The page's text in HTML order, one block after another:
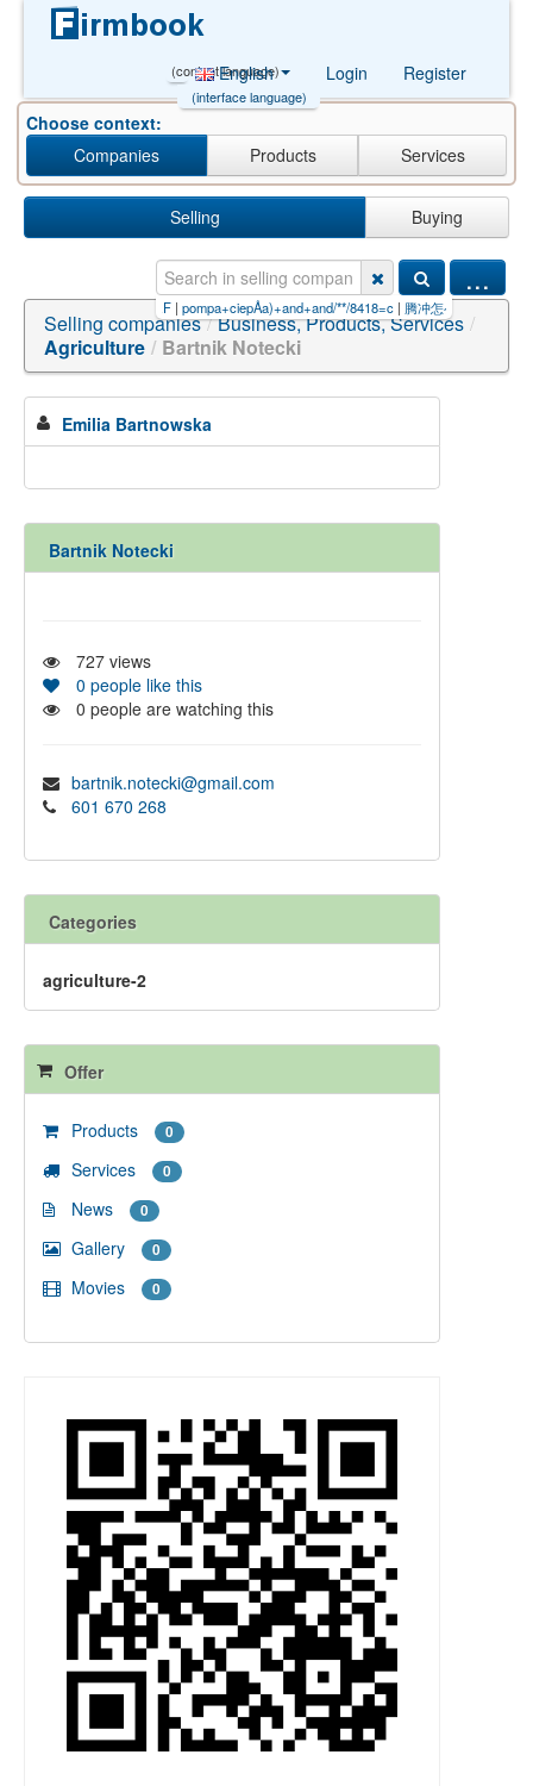
(content language)
English
(interface language)
Login Register
Choose context:
Companies
Products Services
Selling Buying
...
【8888.F pompa+ciepÅa)+and+and/**/8418=c|腾冲怎么找小妹子包夜预
Selling companies / Business, Products, Services /
Agriculture / Bartnik Notecki
Emilia Bartnowska
Bartnik Notecki
727 views
0 people like this
0 people are watching this
bartnik.notecki@gmail.com
601 670 268
Categories
agriculture-2
Offer
Products 0
Services 0
News 0
Gallery 0
Movies 0